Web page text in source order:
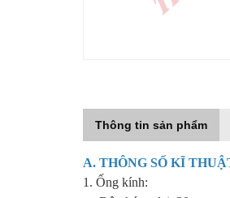
Thông tin sản phẩm
A. THÔNG SỐ KĨ
1. Ống kính: